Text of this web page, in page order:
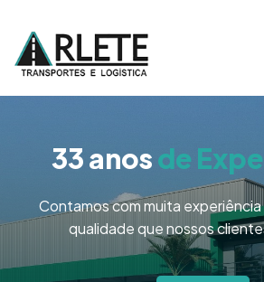
33 anosde
Contamos com muita
qualidade que nossos